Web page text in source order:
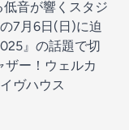
音が響くスタジ
7月6日(日)に迫
』の話題で切
ザー！ウェルカ
ヴハウス